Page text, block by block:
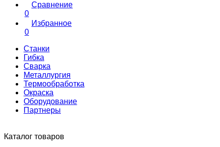
Сравнение
0
Избранное
0
Станки
Гибка
Сварка
Металлургия
Термообработка
Окраска
Оборудование
Партнеры
Каталог товаров